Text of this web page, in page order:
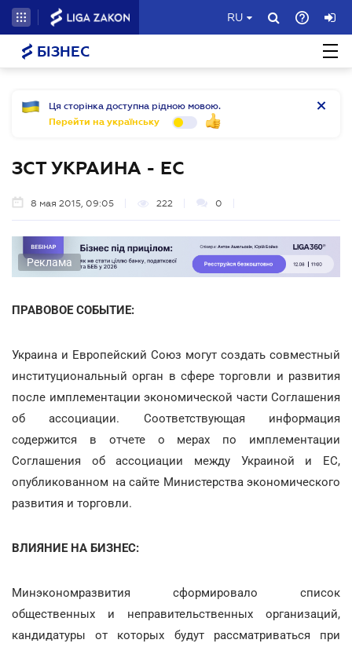
RU
БІЗНЕС
Ця сторінка доступна рідною мовою.
Перейти на українську
ЗСТ УКРАИНА - ЕС
8 мая 2015, 09:05 222 0
Реклама
ПРАВОВОЕ СОБЫТИЕ:
Украина и Европейский Союз могут создать совместный
институциональный орган в сфере торговли и развития
после имплементации экономической части Соглашения
об ассоциации. Соответствующая информация
содержится в отчете о мерах по имплементации
Соглашения об ассоциации между Украиной и ЕС,
опубликованном на сайте Министерства экономического
развития и торговли.
ВЛИЯНИЕ НА БИЗНЕС:
Минэкономразвития сформировало список
общественных и неправительственных организаций,
кандидатуры от которых будут рассматриваться при